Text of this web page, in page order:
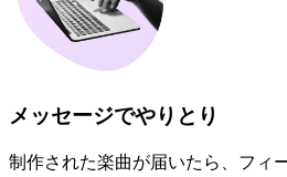
メッセージでやりとり
制作された楽曲が届いたら、フィ